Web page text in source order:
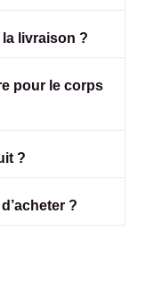
livraison ?
pour le corps
?
?